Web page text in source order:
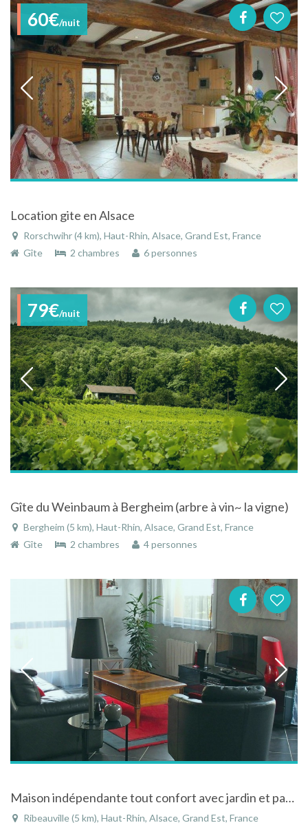
60€/nuit
Location gite en Alsace
Rorschwihr (4 km), Haut-Rhin, Alsace, Grand Est, France
Gîte
2 chambres 6 personnes
79€/nuit
Gîte du Weinbaum à Bergheim (arbre à vin~ la vigne)
Bergheim (5 km), Haut-Rhin, Alsace, Grand Est, France
Gîte
2 chambres 4 personnes
Maison indépendante tout confort avec jardin et parkings privatifs
Ribeauville (5 km), Haut-Rhin, Alsace, Grand Est, France